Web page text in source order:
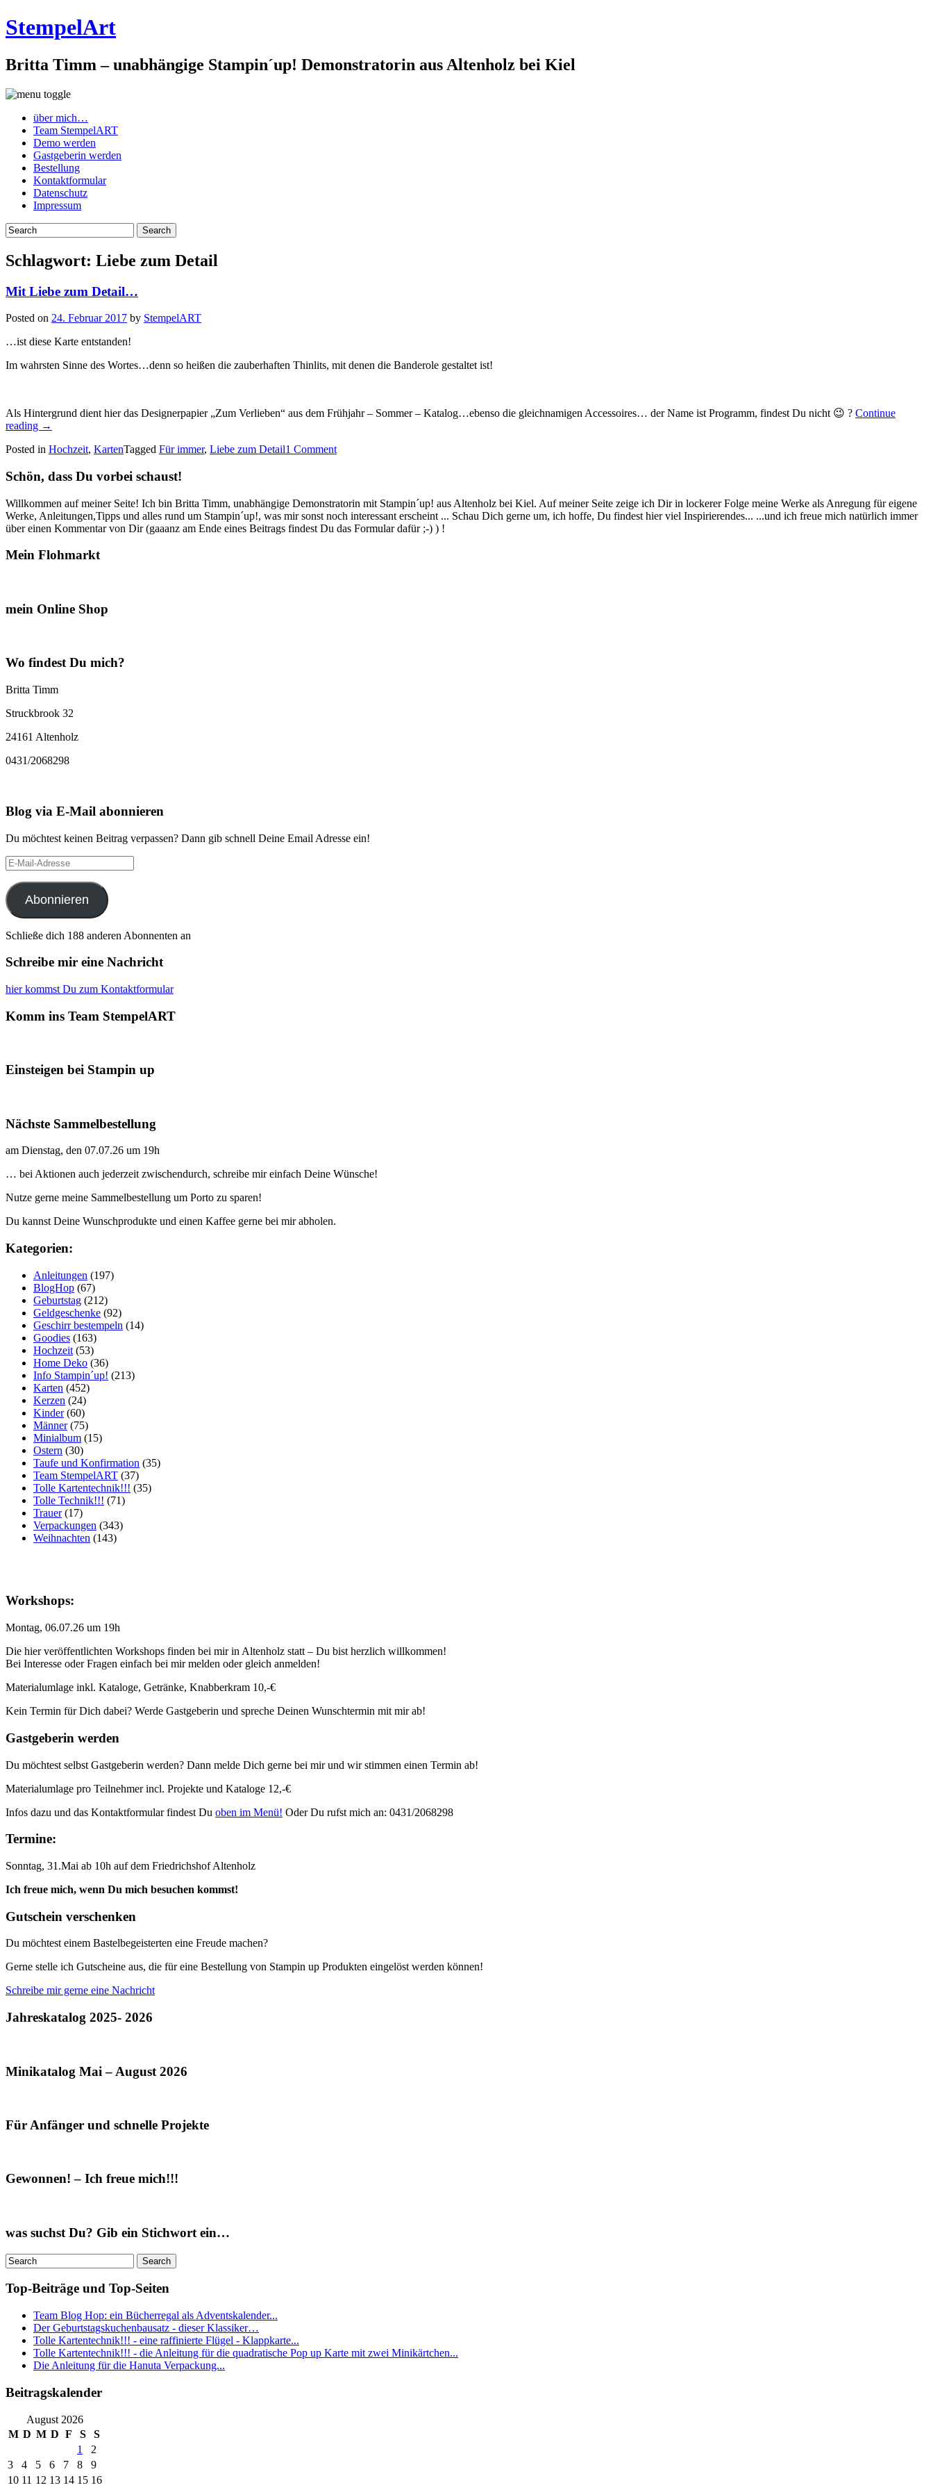
StempelArt
Britta Timm – unabhängige Stampin´up! Demonstratorin aus Altenholz bei Kiel
über mich…
Team StempelART
Demo werden
Gastgeberin werden
Bestellung
Kontaktformular
Datenschutz
Impressum
Schlagwort: Liebe zum Detail
Mit Liebe zum Detail…
Posted on 24. Februar 2017 by StempelART
…ist diese Karte entstanden!
Im wahrsten Sinne des Wortes…denn so heißen die zauberhaften Thinlits, mit denen die Banderole gestaltet ist!
Als Hintergrund dient hier das Designerpapier „Zum Verlieben“ aus dem Frühjahr – Sommer – Katalog…ebenso die gleichnamigen Accessoires… der Name ist Programm, findest Du nicht 😉 ? Continue
reading „Mit
zum
→
Posted in Hochzeit, KartenTagged Für immer, Liebe zum Detail1 Comment
Schön, dass Du vorbei schaust!
Willkommen auf meiner Seite! Ich bin Britta Timm, unabhängige Demonstratorin mit Stampin´up! aus Altenholz bei Kiel. Auf meiner Seite zeige ich Dir in lockerer Folge meine Werke als Anregung für eigene
Werke, Anleitungen,Tipps und alles rund um Stampin´up!, was mir sonst noch interessant erscheint ... Schau Dich gerne um, ich hoffe, Du findest hier viel Inspirierendes... ...und ich freue mich natürlich immer
über einen Kommentar von Dir (gaaanz am Ende eines Beitrags findest Du das Formular dafür ;-) ) !
Mein Flohmarkt
mein Online Shop
Wo findest Du mich?
Britta Timm
Struckbrook 32
24161 Altenholz
0431/2068298
Blog via E-Mail abonnieren
Du möchtest keinen Beitrag verpassen? Dann gib schnell Deine Email Adresse ein!
E-
Mail-
Adresse
Abonnieren
Schließe dich 188 anderen Abonnenten an
Schreibe mir eine Nachricht
hier kommst Du zum Kontaktformular
Komm ins Team StempelART
Einsteigen bei Stampin up
Nächste Sammelbestellung
am Dienstag, den 07.07.26 um 19h
… bei Aktionen auch jederzeit zwischendurch, schreibe mir einfach Deine Wünsche!
Nutze gerne meine Sammelbestellung um Porto zu sparen!
Du kannst Deine Wunschprodukte und einen Kaffee gerne bei mir abholen.
Kategorien:
Anleitungen (197)
BlogHop (67)
Geburtstag (212)
Geldgeschenke (92)
Geschirr bestempeln (14)
Goodies (163)
Hochzeit (53)
Home Deko (36)
Info Stampin´up! (213)
Karten (452)
Kerzen (24)
Kinder(60)
Männer(75)
Minialbum (15)
Ostern (30)
Taufe und Konfirmation (35)
Team StempelART (37)
Tolle Kartentechnik!!! (35)
Tolle Technik!!! (71)
Trauer(17)
Verpackungen (343)
Weihnachten (143)
Workshops:
Montag, 06.07.26 um 19h
Die hier veröffentlichten Workshops finden bei mir in Altenholz statt – Du bist herzlich willkommen!
Bei Interesse oder Fragen einfach bei mir melden oder gleich anmelden!
Materialumlage inkl. Kataloge, Getränke, Knabberkram 10,-€
Kein Termin für Dich dabei? Werde Gastgeberin und spreche Deinen Wunschtermin mit mir ab!
Gastgeberin werden
Du möchtest selbst Gastgeberin werden? Dann melde Dich gerne bei mir und wir stimmen einen Termin ab!
Materialumlage pro Teilnehmer incl. Projekte und Kataloge 12,-€
Infos dazu und das Kontaktformular findest Du oben im Menü! Oder Du rufst mich an: 0431/2068298
Termine:
Sonntag, 31.Mai ab 10h auf dem Friedrichshof Altenholz
Ich freue mich, wenn Du mich besuchen kommst!
Gutschein verschenken
Du möchtest einem Bastelbegeisterten eine Freude machen?
Gerne stelle ich Gutscheine aus, die für eine Bestellung von Stampin up Produkten eingelöst werden können!
Schreibe mir gerne eine Nachricht
Jahreskatalog 2025- 2026
Minikatalog Mai – August 2026
Für Anfänger und schnelle Projekte
Gewonnen! – Ich freue mich!!!
was suchst Du? Gib ein Stichwort ein…
Top-Beiträge und Top-Seiten
Team Blog Hop: ein Bücherregal als Adventskalender...
Der Geburtstagskuchenbausatz - dieser Klassiker…
Tolle Kartentechnik!!! - eine raffinierte Flügel - Klappkarte...
Tolle Kartentechnik!!! - die Anleitung für die quadratische Pop up Karte mit zwei Minikärtchen...
Die Anleitung für die Hanuta Verpackung...
Beitragskalender
August 2026
M D M D F S
S
1
2
3
4 5 6 7 8
9
10 11 12 13 14 15 16